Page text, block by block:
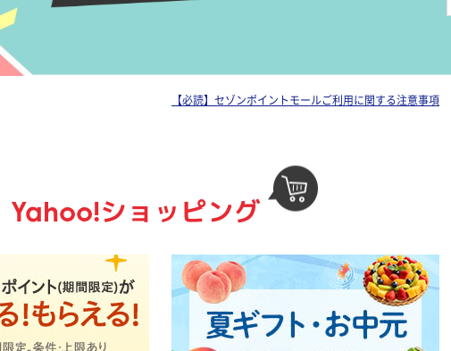
【必読】セゾンポイントモールご利用に関する注意事項
Yahoo!ショッピング